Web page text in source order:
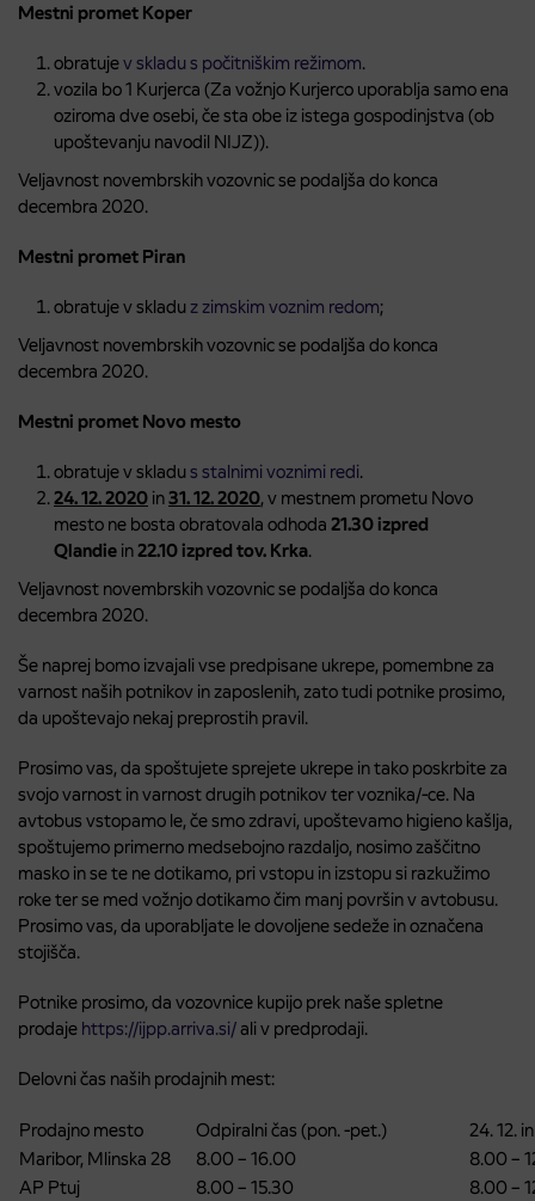
Mestni promet Koper
obratujev skladu s počitniškim režimom.
vozila bo 1 Kurjerca (Za vožnjo Kurjerco uporablja samo ena
oziroma dve osebi, če sta obe iz istega gospodinjstva (ob
upoštevanju navodil NIJZ)).
Veljavnost novembrskih vozovnic se podaljša do konca
decembra 2020.
Mestni promet Piran
obratuje v skladu z zimskim voznim redom;
Veljavnost novembrskih vozovnic se podaljša do konca
decembra 2020.
Mestni promet Novo mesto
obratuje v skladu s stalnimi voznimi redi.
24. 12. 2020 in31. 12. 2020, v mestnem prometu Novo
mesto ne bosta obratovala odhoda 21.30 izpred
Qlandie in22.10 izpred tov. Krka.
Veljavnost novembrskih vozovnic se podaljša do konca
decembra 2020.
Še naprej bomo izvajali vse predpisane ukrepe, pomembne za
varnost naših potnikov in zaposlenih, zato tudi potnike prosimo,
da upoštevajo nekaj preprostih pravil.
Prosimo vas, da spoštujete sprejete ukrepe in tako poskrbite za
svojo varnost in varnost drugih potnikov ter voznika/-ce. Na
avtobus vstopamo le, če smo zdravi, upoštevamo higieno kašlja,
spoštujemo primerno medsebojno razdaljo, nosimo zaščitno
masko in se te ne dotikamo, pri vstopu in izstopu si razkužimo
roke ter se med vožnjo dotikamo čim manj površin v avtobusu.
Prosimo vas, da uporabljate le dovoljene sedeže in označena
stojišča.
Potnike prosimo, da vozovnice kupijo prek naše spletne
prodaje https://ijpp.arriva.si/ali v predprodaji.
Delovni čas naših prodajnih mest:
Prodajno mesto Odpiralni čas (pon. -pet.)
24. 12.
Maribor, Mlinska 28
8.00 – 16.00
8.00 –
AP Ptuj
8.00 – 15.30
8.00 –